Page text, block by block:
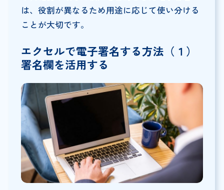
は、役割が異なるため用途に応じて使い分ける
ことが大切です。
エクセルで電子署名する方法（１）
署名欄を活用する